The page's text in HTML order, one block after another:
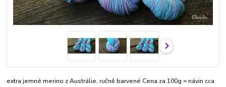
extra jemné merino z Austrálie, ručně barvené Cena za 100g = návin cca